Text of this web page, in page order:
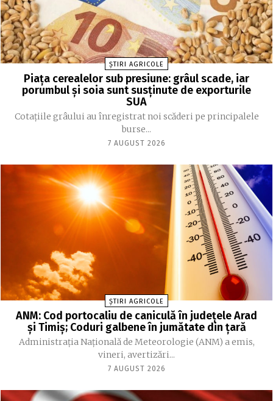
ȘTIRI AGRICOLE
Piața cerealelor sub presiune: grâul scade, iar
porumbul și soia sunt susținute de exporturile
SUA
Cotațiile grâului au înregistrat noi scăderi pe principalele
burse...
7 AUGUST 2026
ȘTIRI AGRICOLE
ANM: Cod portocaliu de caniculă în judeţele Arad
şi Timiş; Coduri galbene în jumătate din ţară
Administraţia Naţională de Meteorologie (ANM) a emis,
vineri, avertizări...
7 AUGUST 2026